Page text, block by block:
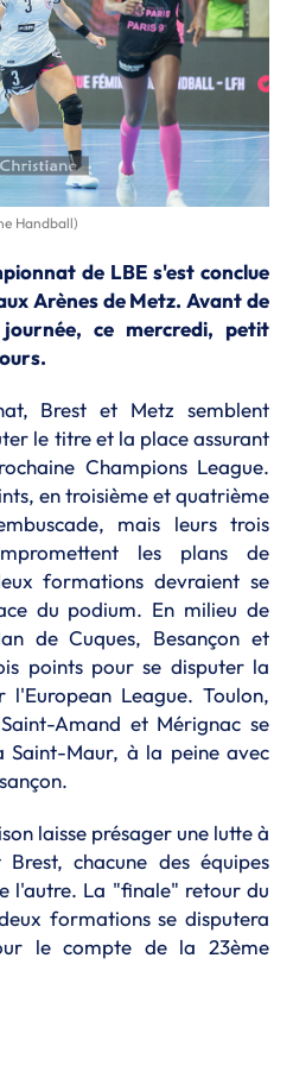
Handball)
de LBE s'est conclue
Arènes de Metz. Avant de
ce mercredi, petit
Brest et Metz semblent
le titre et la place assurant
Champions League.
en troisième et quatrième
mais leurs trois
les plans de
formations devraient se
du podium. En milieu de
de Cuques, Besançon et
points pour se disputer la
League. Toulon,
Amand et Mérignac se
Saint-Maur, à la peine avec
laisse présager une lutte à
chacune des équipes
l'autre. La "finale" retour du
formations se disputera
le compte de la 23ème